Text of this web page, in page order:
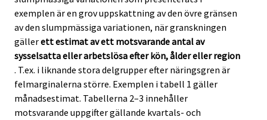
exemplen är en grov uppskattning av den övre gränsen
av den slumpmässiga variationen, när granskningen
gällerett estimat av ett motsvarande antal av
sysselsatta eller arbetslösa efter kön, ålder eller region
. T.ex. i liknande stora delgrupper efter näringsgren är
felmarginalerna större. Exemplen i tabell 1 gäller
månadsestimat. Tabellerna 2–3 innehåller
motsvarande uppgifter gällande kvartals- och